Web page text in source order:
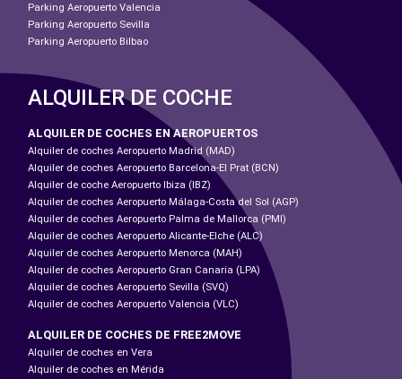
Parking Aeropuerto Valencia
Parking Aeropuerto Sevilla
Parking Aeropuerto Bilbao
ALQUILER DE COCHE
ALQUILER DE COCHES EN AEROPUERTOS
Alquiler de coches Aeropuerto Madrid (MAD)
Alquiler de coches Aeropuerto Barcelona-El Prat (BCN)
Alquiler de coche Aeropuerto Ibiza (IBZ)
Alquiler de coches Aeropuerto Málaga-Costa del Sol (AGP)
Alquiler de coches Aeropuerto Palma de Mallorca (PMI)
Alquiler de coches Aeropuerto Alicante-Elche (ALC)
Alquiler de coches Aeropuerto Menorca (MAH)
Alquiler de coches Aeropuerto Gran Canaria (LPA)
Alquiler de coches Aeropuerto Sevilla (SVQ)
Alquiler de coches Aeropuerto Valencia (VLC)
ALQUILER DE COCHES DE FREE2MOVE
Alquiler de coches en Vera
Alquiler de coches en Mérida